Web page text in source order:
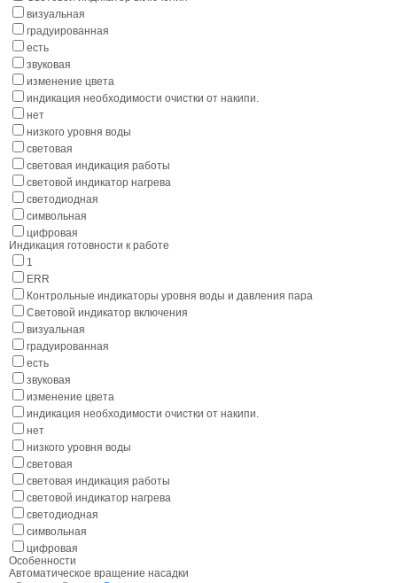
визуальная
градуированная
есть
звуковая
изменение цвета
индикация необходимости очистки от накипи.
нет
низкого уровня воды
световая
световая индикация работы
световой индикатор нагрева
светодиодная
символьная
цифровая
Индикация готовности к работе
1
ERR
Контрольные индикаторы уровня воды и давления пара
Световой индикатор включения
визуальная
градуированная
есть
звуковая
изменение цвета
индикация необходимости очистки от накипи.
нет
низкого уровня воды
световая
световая индикация работы
световой индикатор нагрева
светодиодная
символьная
цифровая
Особенности
Автоматическое вращение насадки